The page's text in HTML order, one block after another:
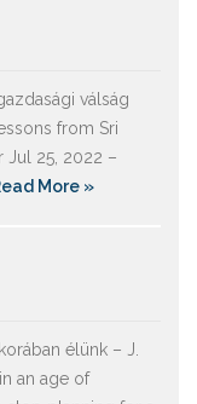
válság
from Sri
Jul 25, 2022 –
More »
élünk – J.
an age of